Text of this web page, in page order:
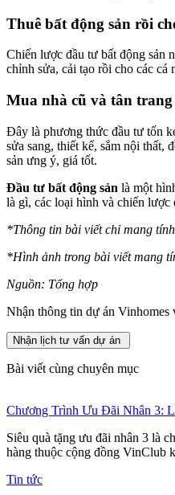
Thuê bất động sản rồi
Chiến lược đầu tư bất động sản
chỉnh sửa, cải tạo rồi cho các cá
Mua nhà cũ và tân
Đây là phương thức đầu tư tốn
sửa sang, thiết kế, sắm nội thất,
sản ưng ý, giá tốt.
Đầu tư bất động sản là một
là gì, các loại hình và chiến
*Thông tin bài viết chỉ mang
*Hình ảnh trong bài viết mang
Nguồn: Tổng hợp
Nhận thông tin dự án Vinhomes
Nhận lịch tư vấn dự án
Bài viết cùng chuyên mục
Chương Trình Ưu Đãi Nhân 3:
Siêu quà tặng ưu đãi nhân 3 là
hàng thuộc cộng đồng VinClub
Tin tức